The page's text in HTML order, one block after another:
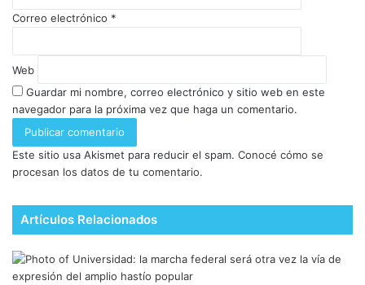
Correo electrónico *
Web
Guardar mi nombre, correo electrónico y sitio web en este
navegador para la próxima vez que haga un comentario.
Este sitio usa Akismet para reducir el spam. Conocé cómo se
procesan los datos de tu comentario.
Artículos Relacionados